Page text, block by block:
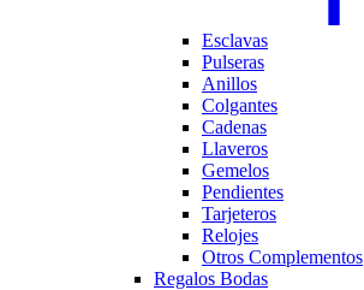
Esclavas
Pulseras
Anillos
Colgantes
Cadenas
Llaveros
Gemelos
Pendientes
Tarjeteros
Relojes
Otros Complementos
Regalos Bodas